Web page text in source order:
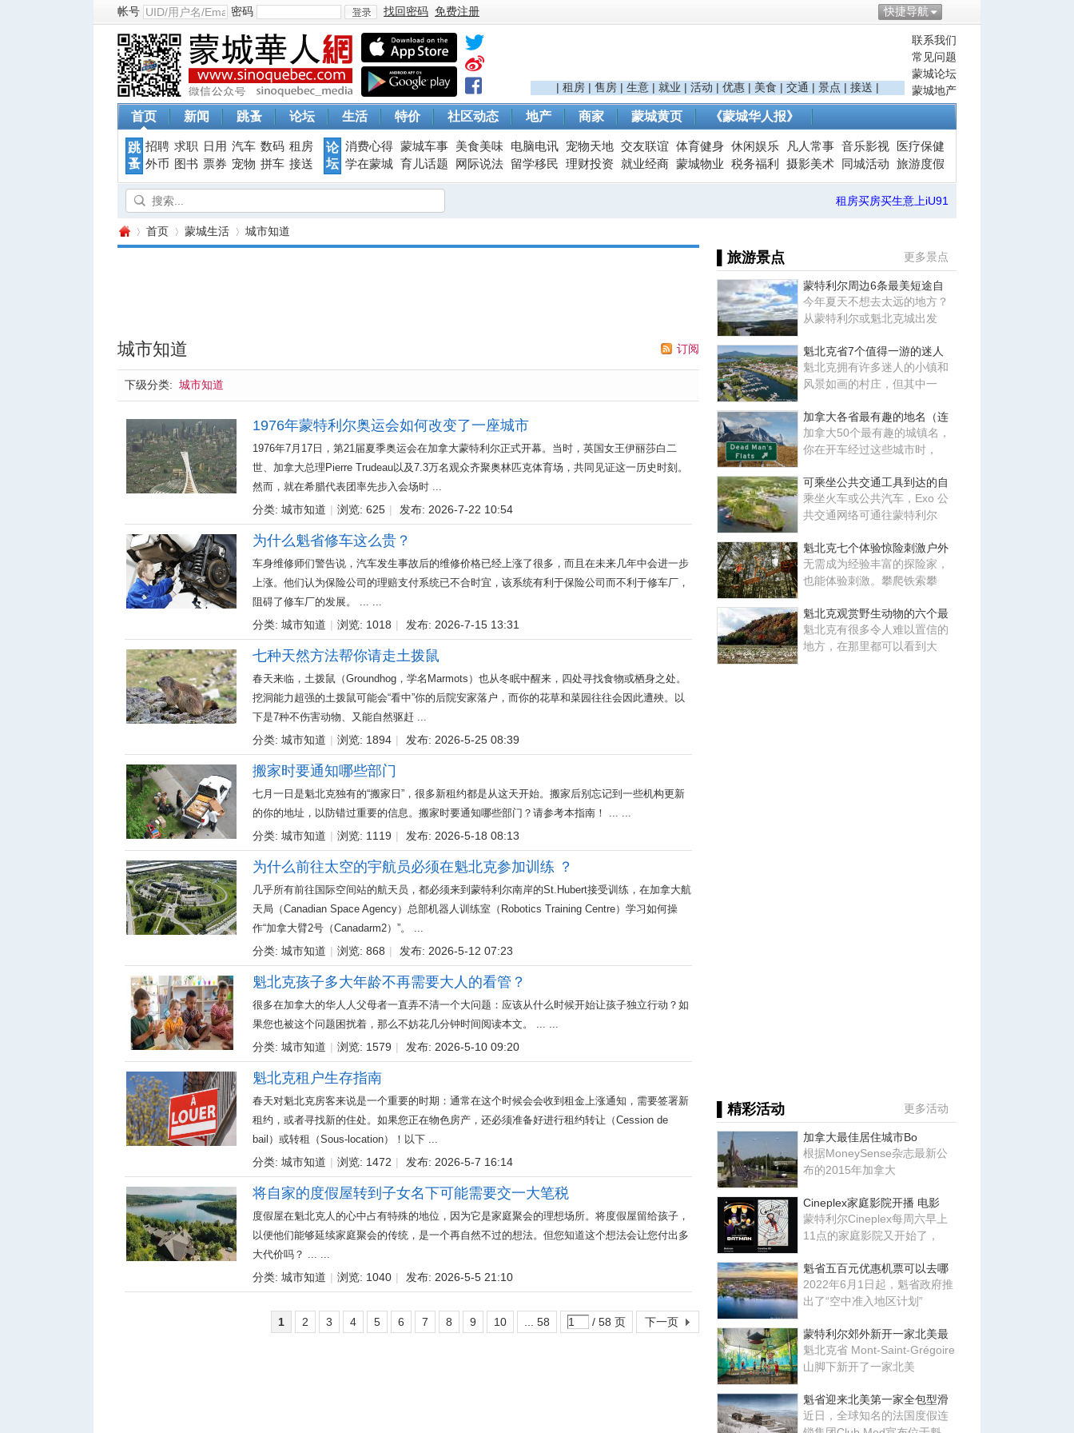
快捷导航
帐号 密码
登
录
找回密码 免费注册
联系我们
常见问题
蒙城论坛
蒙城地产
| 租房 | 售房 | 生意 | 就业 | 活动 | 优惠 | 美食 | 交通 | 景点 | 接送 |
首页 新闻 跳蚤 论坛 生活 特价 社区动态 地产 商家 蒙城黄页 《蒙城华人报》
跳
蚤
招聘 求职 日用 汽车 数码 租房
外币
图书 票券 宠物 拼车 接送
论
坛
消费心得 蒙城车事 美食美味 电脑电讯 宠物天地 交友联谊 体育健身 休闲娱乐 凡人常事 音乐影视
医疗保健
学在蒙城 育儿话题 网际说法 留学移民 理财投资 就业经商 蒙城物业 税务福利 摄影美术 同城活动 旅游度假
租房买房买生意上iU91
城
人
首页 蒙城生活 城市知道
订阅
城市知道
下级分类: 城市知道
1976年蒙特利尔奥运会如何改变了一座城市
1976年7月17日，第21届夏季奥运会在加拿大蒙特利尔正式开幕。当时，英国女王伊丽莎白二
世、加拿大总理Pierre Trudeau以及7.3万名观众齐聚奥林匹克体育场，共同见证这一历史时刻。
然而，就在希腊代表团率先步入会场时 ...
分类: 城市知道 | 浏览: 625 | 发布: 2026-7-22 10:54
为什么魁省修车这么贵？
车身维修师们警告说，汽车发生事故后的维修价格已经上涨了很多，而且在未来几年中会进一步
上涨。他们认为保险公司的理赔支付系统已不合时宜，该系统有利于保险公司而不利于修车厂，
阻碍了修车厂的发展。 ... ...
分类: 城市知道 | 浏览: 1018 | 发布: 2026-7-15 13:31
七种天然方法帮你请走土拨鼠
春天来临，土拨鼠（Groundhog，学名Marmots）也从冬眠中醒来，四处寻找食物或栖身之处。
挖洞能力超强的土拨鼠可能会“看中”你的后院安家落户，而你的花草和菜园往往会因此遭殃。以
下是7种不伤害动物、又能自然驱赶 ...
分类: 城市知道 | 浏览: 1894 | 发布: 2026-5-25 08:39
搬家时要通知哪些部门
七月一日是魁北克独有的“搬家日”，很多新租约都是从这天开始。搬家后别忘记到一些机构更新
的你的地址，以防错过重要的信息。搬家时要通知哪些部门？请参考本指南！ ... ...
分类: 城市知道 | 浏览: 1119 | 发布: 2026-5-18 08:13
为什么前往太空的宇航员必须在魁北克参加训练 ？
几乎所有前往国际空间站的航天员，都必须来到蒙特利尔南岸的St.Hubert接受训练，在加拿大航
天局（Canadian Space Agency）总部机器人训练室（Robotics Training Centre）学习如何操
作“加拿大臂2号（Canadarm2）”。 ...
分类: 城市知道 | 浏览: 868 | 发布: 2026-5-12 07:23
魁北克孩子多大年龄不再需要大人的看管？
很多在加拿大的华人人父母者一直弄不清一个大问题：应该从什么时候开始让孩子独立行动？如
果您也被这个问题困扰着，那么不妨花几分钟时间阅读本文。 ... ...
分类: 城市知道 | 浏览: 1579 | 发布: 2026-5-10 09:20
魁北克租户生存指南
春天对魁北克房客来说是一个重要的时期：通常在这个时候会会收到租金上涨通知，需要签署新
租约，或者寻找新的住处。如果您正在物色房产，还必须准备好进行租约转让（Cession de
bail）或转租（Sous-location）！以下 ...
分类: 城市知道 | 浏览: 1472 | 发布: 2026-5-7 16:14
将自家的度假屋转到子女名下可能需要交一大笔税
度假屋在魁北克人的心中占有特殊的地位，因为它是家庭聚会的理想场所。将度假屋留给孩子，
以便他们能够延续家庭聚会的传统，是一个再自然不过的想法。但您知道这个想法会让您付出多
大代价吗？ ... ...
分类: 城市知道 | 浏览: 1040 | 发布: 2026-5-5 21:10
1 2 3 4 5 6 7 8 9 10 ... 58 / 58 页 下一页
▌旅游景点 更多景点
蒙特利尔周边6条最美短途自
今年夏天不想去太远的地方？
从蒙特利尔或魁北克城出发
魁北克省7个值得一游的迷人
魁北克拥有许多迷人的小镇和
风景如画的村庄，但其中一
加拿大各省最有趣的地名（连
加拿大50个最有趣的城镇名，
你在开车经过这些城市时，
可乘坐公共交通工具到达的自
乘坐火车或公共汽车，Exo 公
共交通网络可通往蒙特利尔
魁北克七个体验惊险刺激户外
无需成为经验丰富的探险家，
也能体验刺激。攀爬铁索攀
魁北克观赏野生动物的六个最
魁北克有很多令人难以置信的
地方，在那里都可以看到大
▌精彩活动 更多活动
加拿大最佳居住城市Bo
根据MoneySense杂志最新公
布的2015年加拿大
Cineplex家庭影院开播 电影
蒙特利尔Cineplex每周六早上
11点的家庭影院又开始了，
魁省五百元优惠机票可以去哪
2022年6月1日起，魁省政府推
出了“空中准入地区计划”
蒙特利尔郊外新开一家北美最
魁北克省 Mont-Saint-Grégoire
山脚下新开了一家北美
魁省迎来北美第一家全包型滑
近日，全球知名的法国度假连